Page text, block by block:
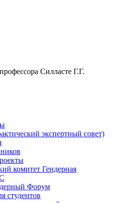
Силласте Г.Г.
экспертный совет)
комитет Гендерная
Форум
студентов